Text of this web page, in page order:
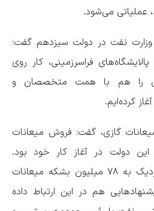
عملیاتی می‌شود.
وزارت نفت در دولت سیزدهم گفت:
فراسرزمینی، کار روی
را هم با همت متخصصان و
کرده‌ایم.
گازی، گفت: فروش میعانات
دولت در آغاز کار خود بود.
متأسفانه در دولت قبل نزدیک به ۷۸ میلیون بشکه میعانات
هم در این ارتباط داده